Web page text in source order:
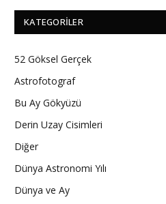
KATEGORILER
52 Göksel Gerçek
Astrofotograf
Bu Ay Gökyüzü
Derin Uzay Cisimleri
Diğer
Dünya Astronomi Yılı
Dünya ve Ay